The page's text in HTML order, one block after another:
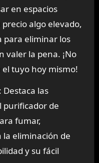
en espacios
algo elevado,
para eliminar los
valer la pena. ¡No
el tuyo hoy mismo!
Destaca las
purificador de
fumar,
la eliminación de
y su fácil